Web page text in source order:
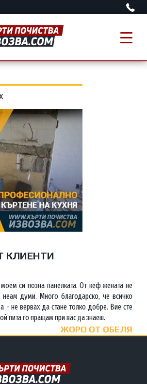
КЛИЕНТИ
си позна панелката. От кеф жената не
неам думи. Много благодарско, че всичко
- не вервах да стане толко добре. Вие сте
пита го пращам при вас да знаеш.
ЖОРО ОТ ОБЕЛЯ